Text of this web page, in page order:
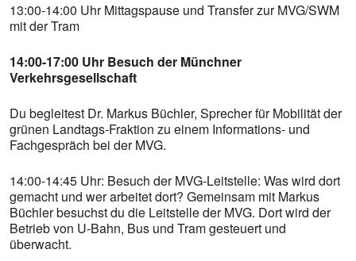
13:00-14:00 Uhr Mittagspause und Transfer zur MVG/SWM
mit der Tram
14:00-17:00 Uhr Besuch der Münchner
Verkehrsgesellschaft
Du begleitest Dr. Markus Büchler, Sprecher für Mobilität der
grünen Landtags-Fraktion zu einem Informations- und
Fachgespräch bei der MVG.
14:00-14:45 Uhr: Besuch der MVG-Leitstelle: Was wird dort
gemacht und wer arbeitet dort? Gemeinsam mit Markus
Büchler besuchst du die Leitstelle der MVG. Dort wird der
Betrieb von U-Bahn, Bus und Tram gesteuert und
überwacht.